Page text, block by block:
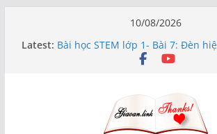
10/08/2026
Latest: Bài học STEM lớp 1- Bài 7: Đèn
Bài học STEM lớp 3 Các bộ phận
TẠO FORM ONLINE – TÙY BIẾN
CAO & XUẤT CODE THÔNG MINH!